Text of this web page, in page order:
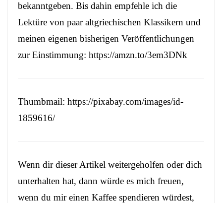
bekanntgeben. Bis dahin empfehle ich die
Lektüre von paar altgriechischen Klassikern und
meinen eigenen bisherigen Veröffentlichungen
zur Einstimmung: https://amzn.to/3em3DNk
Thumbmail: https://pixabay.com/images/id-
1859616/
Wenn dir dieser Artikel weitergeholfen oder dich
unterhalten hat, dann würde es mich freuen,
wenn du mir einen Kaffee spendieren würdest,